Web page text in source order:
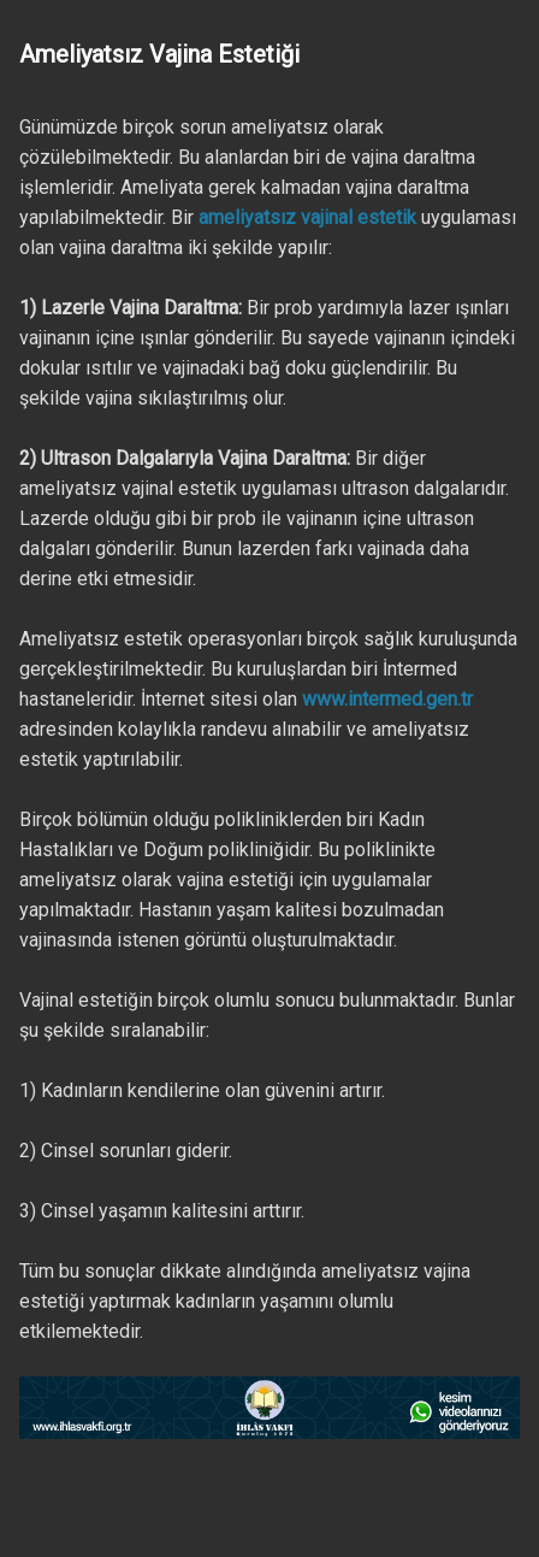
Ameliyatsız Vajina Estetiği
Günümüzde birçok sorun ameliyatsız olarak
çözülebilmektedir. Bu alanlardan biri de vajina daraltma
işlemleridir. Ameliyata gerek kalmadan vajina daraltma
yapılabilmektedir. Bir ameliyatsız vajinal estetik uygulaması
olan vajina daraltma iki şekilde yapılır:
1) Lazerle Vajina Daraltma:Bir prob yardımıyla lazer ışınları
vajinanın içine ışınlar gönderilir. Bu sayede vajinanın içindeki
dokular ısıtılır ve vajinadaki bağ doku güçlendirilir. Bu
şekilde vajina sıkılaştırılmış olur.
2) Ultrason Dalgalarıyla Vajina Daraltma:Bir diğer
ameliyatsız vajinal estetik uygulaması ultrason dalgalarıdır.
Lazerde olduğu gibi bir prob ile vajinanın içine ultrason
dalgaları gönderilir. Bunun lazerden farkı vajinada daha
derine etki etmesidir.
Ameliyatsız estetik operasyonları birçok sağlık kuruluşunda
gerçekleştirilmektedir. Bu kuruluşlardan biri İntermed
hastaneleridir. İnternet sitesi olan www.intermed.gen.tr
adresinden kolaylıkla randevu alınabilir ve ameliyatsız
estetik yaptırılabilir.
Birçok bölümün olduğu polikliniklerden biri Kadın
Hastalıkları ve Doğum polikliniğidir. Bu poliklinikte
ameliyatsız olarak vajina estetiği için uygulamalar
yapılmaktadır. Hastanın yaşam kalitesi bozulmadan
vajinasında istenen görüntü oluşturulmaktadır.
Vajinal estetiğin birçok olumlu sonucu bulunmaktadır. Bunlar
şu şekilde sıralanabilir:
1) Kadınların kendilerine olan güvenini artırır.
2) Cinsel sorunları giderir.
3) Cinsel yaşamın kalitesini arttırır.
Tüm bu sonuçlar dikkate alındığında ameliyatsız vajina
estetiği yaptırmak kadınların yaşamını olumlu
etkilemektedir.